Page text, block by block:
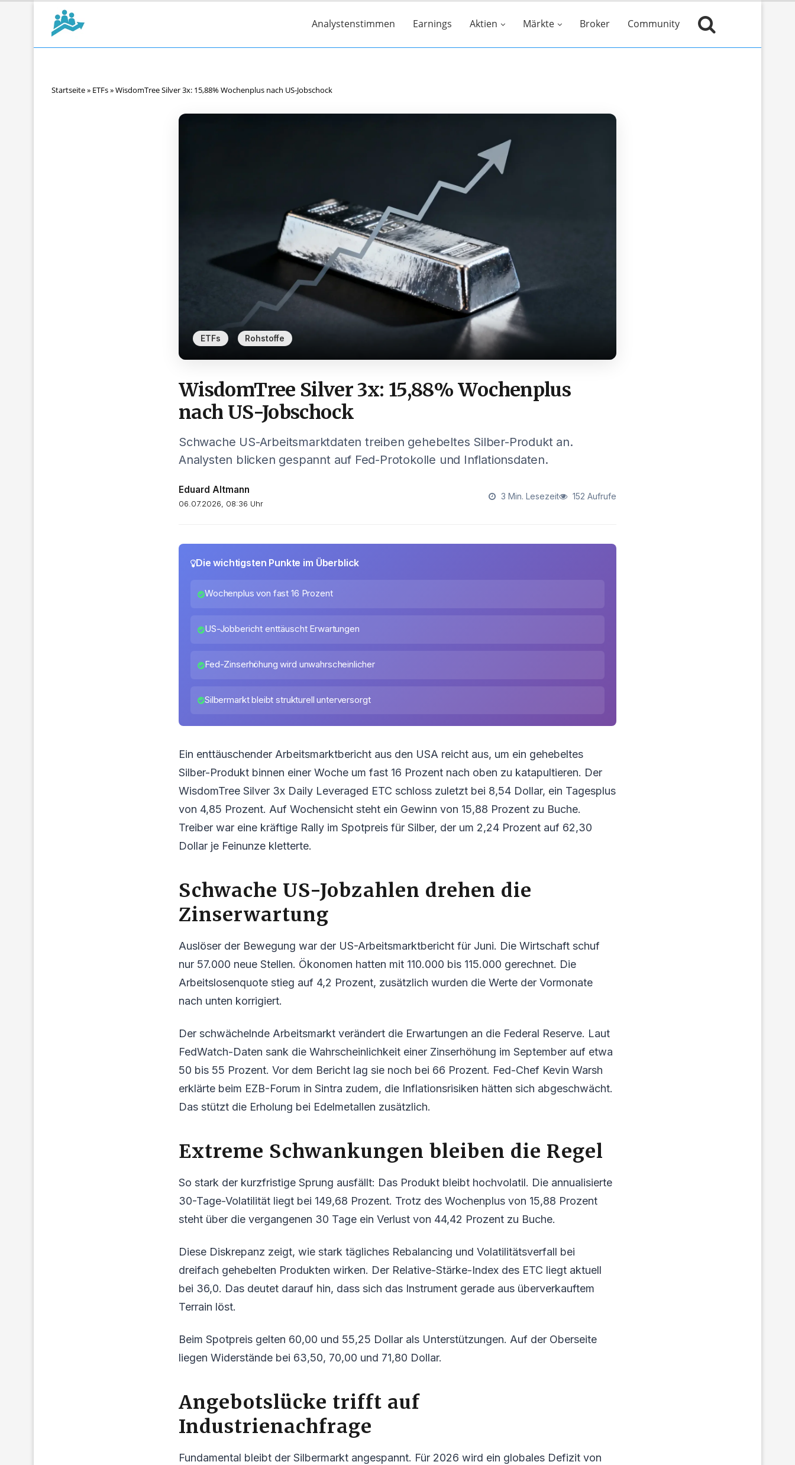
Analystenstimmen Earnings Aktien Märkte Broker Community
Startseite» ETFs»WisdomTree Silver 3x: 15,88% Wochenplus nach US-Jobschock
ETFs Rohstoffe
WisdomTree Silver 3x: 15,88% Wochenplus
nach US-Jobschock
Schwache US-Arbeitsmarktdaten treiben gehebeltes Silber-Produkt an.
Analysten blicken gespannt auf Fed-Protokolle und Inflationsdaten.
Eduard Altmann
06.07.2026, 08:36 Uhr
3 Min. Lesezeit 152 Aufrufe
Die wichtigsten Punkte im Überblick
Wochenplus von fast 16 Prozent
US-Jobbericht enttäuscht Erwartungen
Fed-Zinserhöhung wird unwahrscheinlicher
Silbermarkt bleibt strukturell unterversorgt
Ein enttäuschender Arbeitsmarktbericht aus den USA reicht aus, um ein gehebeltes
Silber-Produkt binnen einer Woche um fast 16 Prozent nach oben zu katapultieren. Der
WisdomTree Silver 3x Daily Leveraged ETC schloss zuletzt bei 8,54 Dollar, ein Tagesplus
von 4,85 Prozent. Auf Wochensicht steht ein Gewinn von 15,88 Prozent zu Buche.
Treiber war eine kräftige Rally im Spotpreis für Silber, der um 2,24 Prozent auf 62,30
Dollar je Feinunze kletterte.
Schwache US-Jobzahlen drehen die
Zinserwartung
Auslöser der Bewegung war der US-Arbeitsmarktbericht für Juni. Die Wirtschaft schuf
nur 57.000 neue Stellen. Ökonomen hatten mit 110.000 bis 115.000 gerechnet. Die
Arbeitslosenquote stieg auf 4,2 Prozent, zusätzlich wurden die Werte der Vormonate
nach unten korrigiert.
Der schwächelnde Arbeitsmarkt verändert die Erwartungen an die Federal Reserve. Laut
FedWatch-Daten sank die Wahrscheinlichkeit einer Zinserhöhung im September auf etwa
50 bis 55 Prozent. Vor dem Bericht lag sie noch bei 66 Prozent. Fed-Chef Kevin Warsh
erklärte beim EZB-Forum in Sintra zudem, die Inflationsrisiken hätten sich abgeschwächt.
Das stützt die Erholung bei Edelmetallen zusätzlich.
Extreme Schwankungen bleiben die Regel
So stark der kurzfristige Sprung ausfällt: Das Produkt bleibt hochvolatil. Die annualisierte
30-Tage-Volatilität liegt bei 149,68 Prozent. Trotz des Wochenplus von 15,88 Prozent
steht über die vergangenen 30 Tage ein Verlust von 44,42 Prozent zu Buche.
Diese Diskrepanz zeigt, wie stark tägliches Rebalancing und Volatilitätsverfall bei
dreifach gehebelten Produkten wirken. Der Relative-Stärke-Index des ETC liegt aktuell
bei 36,0. Das deutet darauf hin, dass sich das Instrument gerade aus überverkauftem
Terrain löst.
Beim Spotpreis gelten 60,00 und 55,25 Dollar als Unterstützungen. Auf der Oberseite
liegen Widerstände bei 63,50, 70,00 und 71,80 Dollar.
Angebotslücke trifft auf
Industrienachfrage
Fundamental bleibt der Silbermarkt angespannt. Für 2026 wird ein globales Defizit von